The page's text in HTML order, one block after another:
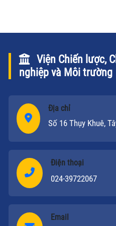
Viện Chiến lược,
nghiệp và Môi trường
Địa chỉ
Số 16 Thụy Khuê,
Điện thoại
024-39722067
Email